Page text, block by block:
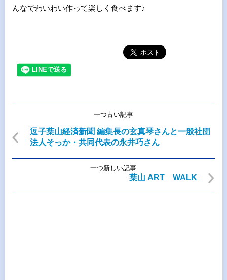
んなでわいわい作って楽しく食べます♪
一つ古い記事
逗子葉山経済新聞 編集長の玄真琴さんと一般社団
法人そっか・共同代表の永井巧さん
一つ新しい記事
葉山 ART WALK